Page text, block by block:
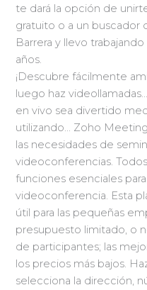
te dará la opción de
gratuito o a un buscador
Barrera y llevo
años.
¡Descubre fácilmente
luego haz
en vivo sea divertido
utilizando… Zoho
las necesidades de
videoconferencias.
funciones esenciales
videoconferencia. Esta
útil para las pequeñas
presupuesto limitado, o
de participantes; las
los precios más bajos.
selecciona la dirección,